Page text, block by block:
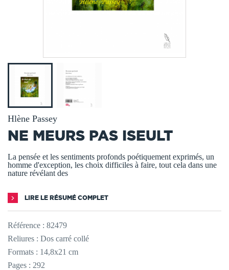
Hlène Passey
NE MEURS PAS ISEULT
La pensée et les sentiments profonds poétiquement exprimés, un
homme d'exception, les choix difficiles à faire, tout cela dans une
nature révélant des
LIRE LE RÉSUMÉ COMPLET
Référence : 82479
Reliures : Dos carré collé
Formats : 14,8x21 cm
Pages : 292